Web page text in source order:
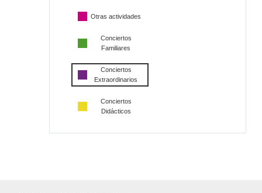
Otras actividades
Conciertos
Familiares
Conciertos
Extraordinarios
Conciertos
Didácticos